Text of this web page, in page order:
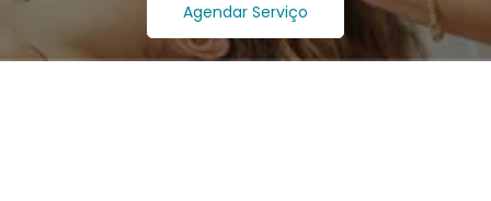
Agendar Serviço